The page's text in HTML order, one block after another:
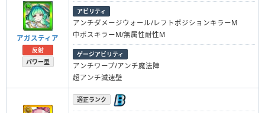
アガスティア
反射
パワー型
アビリティ
アンチダメージウォール/レフトポジションキラーM
中ボスキラーM/無属性耐性M
ゲージアビリティ
アンチワープ/アンチ魔法陣
超アンチ減速壁
適正ランク